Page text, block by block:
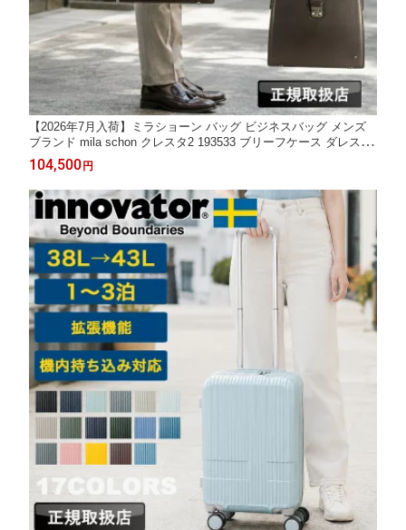
【2026年7月入荷】ミラショーン バッグ ビジネスバッグ メンズ
ブランド mila schon クレスタ2 193533 ブリーフケース ダレスバ
ッグ ドクターバッグ 口枠 B4 A4 通勤 ビジネス 出張 リクルート
営業 フレッシャーズ 牛革 レザー 本革 軽量 日本製 正規品
104,500 円